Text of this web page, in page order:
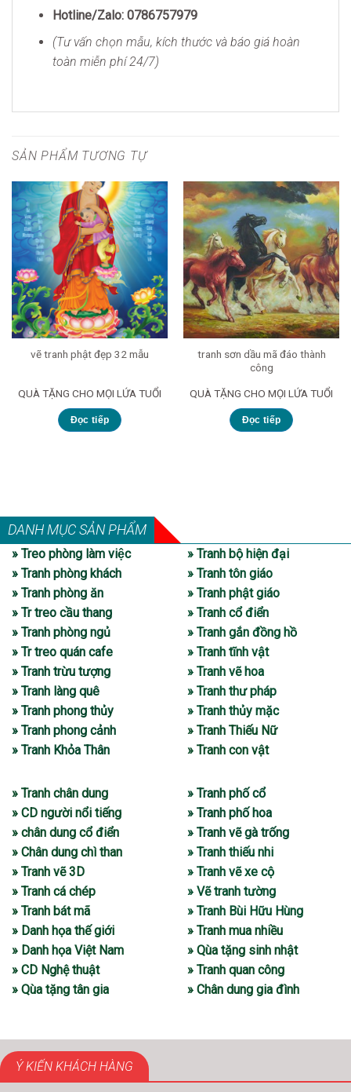
Hotline/Zalo: 0786757979
(Tư vấn chọn mẫu, kích thước và báo giá hoàn
toàn miễn phí 24/7)
SẢN PHẨM TƯƠNG TỰ
vẽ tranh phật đẹp 32 mẫu
QUÀ TẶNG CHO MỌI LỨA TUỔI
Đọc tiếp
tranh sơn dầu mã đáo thành
công
QUÀ TẶNG CHO MỌI LỨA TUỔI
Đọc tiếp
DANH MỤC SẢN PHẨM
» Treo phòng làm việc
» Tranh phòng khách
» Tranh phòng ăn
» Tr treo cầu thang
» Tranh phòng ngủ
» Tr treo quán cafe
» Tranh trừu tượng
» Tranh làng quê
» Tranh phong thủy
» Tranh phong cảnh
» Tranh Khỏa Thân
» Tranh bộ hiện đại
» Tranh tôn giáo
» Tranh phật giáo
» Tranh cổ điển
» Tranh gắn đồng hồ
» Tranh tĩnh vật
» Tranh vẽ hoa
» Tranh thư pháp
» Tranh thủy mặc
» Tranh Thiếu Nữ
» Tranh con vật
» Tranh chân dung
» CD người nổi tiếng
» chân dung cổ điển
» Chân dung chì than
» Tranh vẽ 3D
» Tranh cá chép
» Tranh bát mã
» Danh họa thế giới
» Danh họa Việt Nam
» CD Nghệ thuật
» Qùa tặng tân gia
» Tranh phố cổ
» Tranh phố hoa
» Tranh vẽ gà trống
» Tranh thiếu nhi
» Tranh vẽ xe cộ
» Vẽ tranh tường
» Tranh Bùi Hữu Hùng
» Tranh mua nhiều
» Qùa tặng sinh nhật
» Tranh quan công
» Chân dung gia đình
Ý KIẾN KHÁCH HÀNG